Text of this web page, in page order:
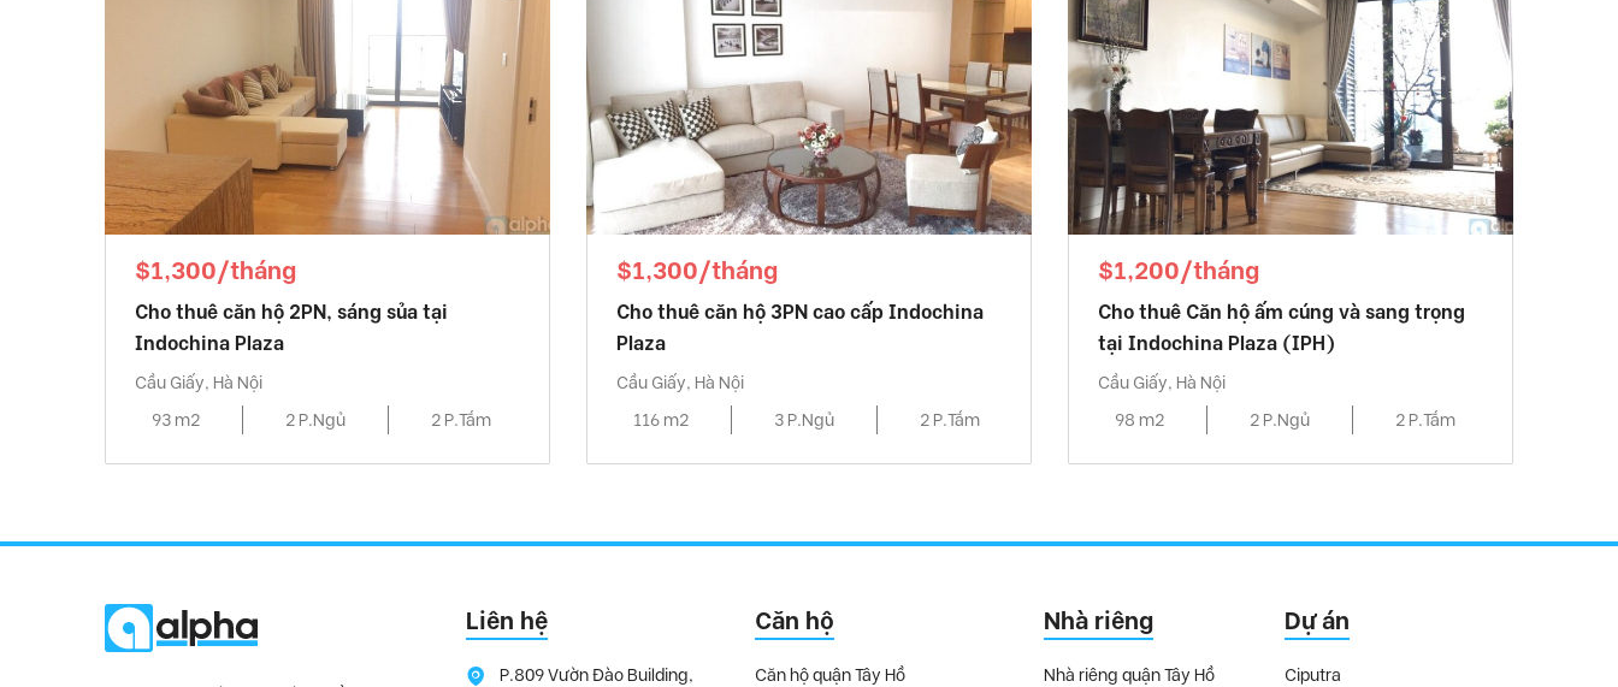
$1,300/tháng
Cho thuê căn hộ 2PN, sáng sủa tại
Indochina Plaza
Cầu Giấy, Hà Nội
93 m2
2 P.Ngủ 2 P.Tắm
$1,300/tháng
Cho thuê căn hộ 3PN cao cấp Indochina
Plaza
Cầu Giấy, Hà Nội
116 m2
3 P.Ngủ 2 P.Tắm
$1,200/tháng
Cho thuê Căn hộ ấm cúng và sang trọng
tại Indochina Plaza (IPH)
Cầu Giấy, Hà Nội
98 m2
2 P.Ngủ 2 P.Tắm
Liên hệ
P.809 Vườn Đào Building,
Căn hộ
Căn hộ quận Tây Hồ
Nhà riêng
Nhà riêng quận Tây Hồ
Dự án
Ciputra